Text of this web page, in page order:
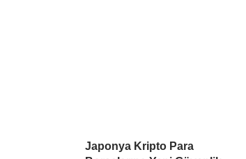
Japonya Kripto Para